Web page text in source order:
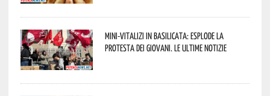
Mini-vitalizi in Basilicata: esplode la
protesta dei giovani. Le ultime notizie